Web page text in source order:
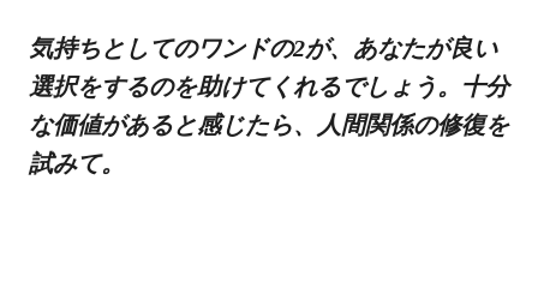
気持ちとしてのワンドの2が、あなたが良い
選択をするのを助けてくれるでしょう。十分
な価値があると感じたら、人間関係の修復を
試みて。